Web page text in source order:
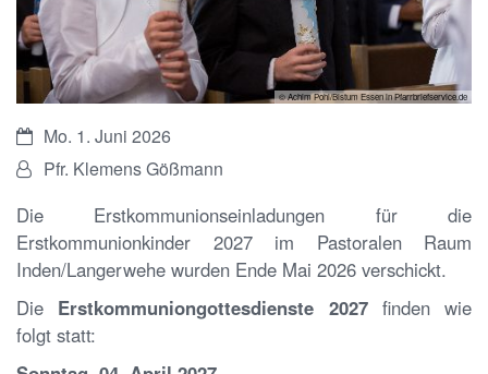
© Achim Pohl/Bistum Essen in Pfarrbriefservice.de
Datum:Mo. 1. Juni 2026
Von:Pfr. Klemens Gößmann
Die Erstkommunionseinladungen für die
Erstkommunionkinder 2027 im Pastoralen Raum
Inden/Langerwehe wurden Ende Mai 2026 verschickt.
Die Erstkommuniongottesdienste 2027 finden wie
folgt statt: